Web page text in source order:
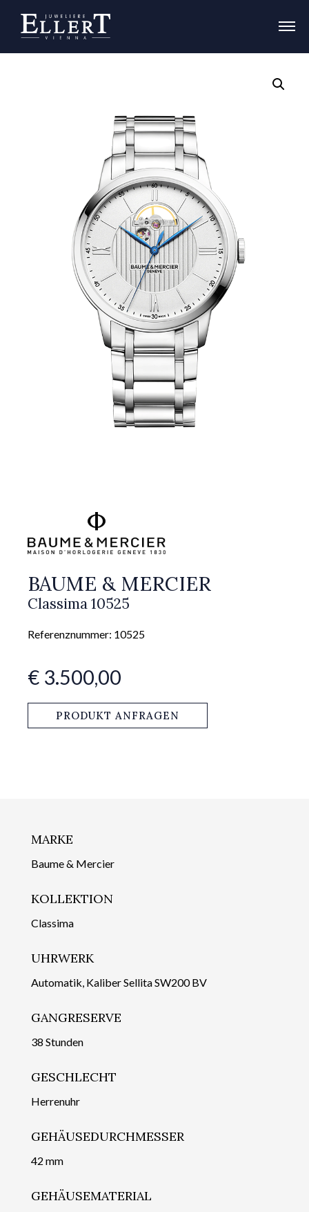
BAUME & MERCIER
Classima 10525
Referenznummer: 10525
€ 3.500,00
PRODUKT ANFRAGEN
MARKE
Baume & Mercier
KOLLEKTION
Classima
UHRWERK
Automatik, Kaliber Sellita SW200 BV
GANGRESERVE
38 Stunden
GESCHLECHT
Herrenuhr
GEHÄUSEDURCHMESSER
42 mm
GEHÄUSEMATERIAL